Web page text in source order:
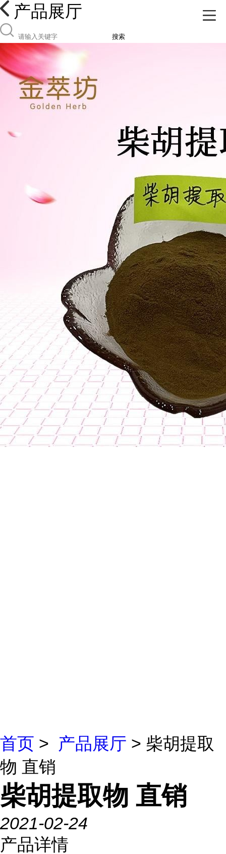
产品展厅
搜索
首页 > 产品展厅 > 柴胡提取
物 直销
柴胡提取物 直销
2021-02-24
产品详情